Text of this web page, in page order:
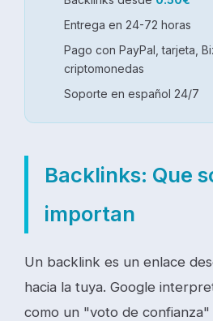
Entrega en 24-72 horas
Pago con PayPal, tarjeta,
criptomonedas
Soporte en español 24/7
Backlinks: Que
importan
Un backlink es un enlace
hacia la tuya. Google
como un "voto de confianza"